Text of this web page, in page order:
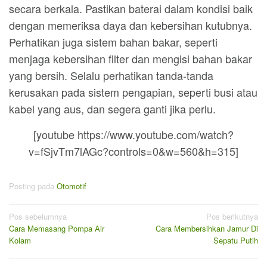
secara berkala. Pastikan baterai dalam kondisi baik
dengan memeriksa daya dan kebersihan kutubnya.
Perhatikan juga sistem bahan bakar, seperti
menjaga kebersihan filter dan mengisi bahan bakar
yang bersih. Selalu perhatikan tanda-tanda
kerusakan pada sistem pengapian, seperti busi atau
kabel yang aus, dan segera ganti jika perlu.
[youtube https://www.youtube.com/watch?
v=fSjvTm7lAGc?controls=0&w=560&h=315]
Posting pada Otomotif
Navigasi
pos
Pos sebelumnya
Cara Memasang Pompa Air
Kolam
Pos berikutnya
Cara Membersihkan Jamur Di
Sepatu Putih